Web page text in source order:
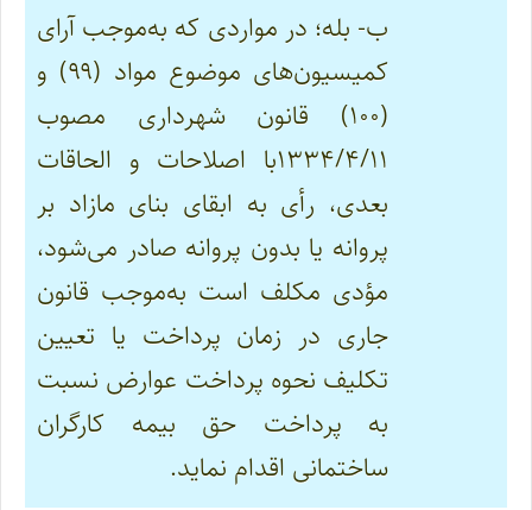
ب- بله؛ در مواردی که به‌موجب آرای
کمیسیون‌های موضوع مواد (۹۹) و
(۱۰۰) قانون شهرداری مصوب
۱۳۳۴/۴/۱۱با اصلاحات و الحاقات
بعدی، رأی به ابقای بنای مازاد بر
پروانه یا بدون پروانه صادر می‌شود،
مؤدی مکلف است به‌موجب قانون
جاری در زمان پرداخت یا تعیین
تکلیف نحوه پرداخت عوارض نسبت
به پرداخت حق بیمه کارگران
ساختمانی اقدام نماید.